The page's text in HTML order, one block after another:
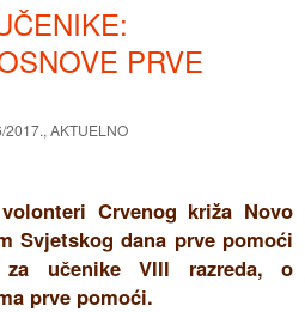
PRVE
2017.,AKTUELNO
Crvenog križa Novo
Svjetskog dana prve pomoći
za učenike VIII razreda, o
prve pomoći.